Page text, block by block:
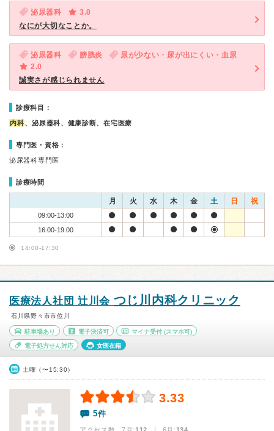
泌尿器科
3.0
なにが大切なことか。
泌尿器科 膀胱炎
尿が少ない・尿が出にくい・血尿
2.0
誠実さが感じられません
診療科目：
内科、泌尿器科、健康診断、在宅医療
専門医・資格：
泌尿器科専門医
診療時間
月 火 水 木 金 土 日 祝
09:00-13:00
16:00-19:00
14:00-17:30
医療法人社団 辻󠄀川会 つじ川内科クリニック
石川県野々市市位川
駐車場あり 電子決済可 マイナ受付 (スマホ可)
電子処方せん対応 女医在籍
土曜（〜15:30）
3.33
5件